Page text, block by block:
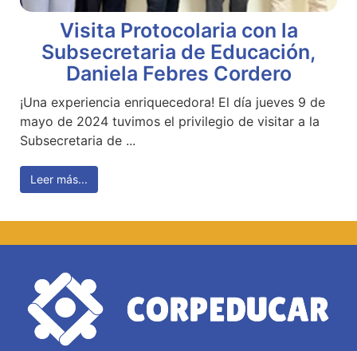
Visita Protocolaria con la
Subsecretaria de Educación,
Daniela Febres Cordero
¡Una experiencia enriquecedora! El día jueves 9 de
mayo de 2024 tuvimos el privilegio de visitar a la
Subsecretaria de ...
Leer más...